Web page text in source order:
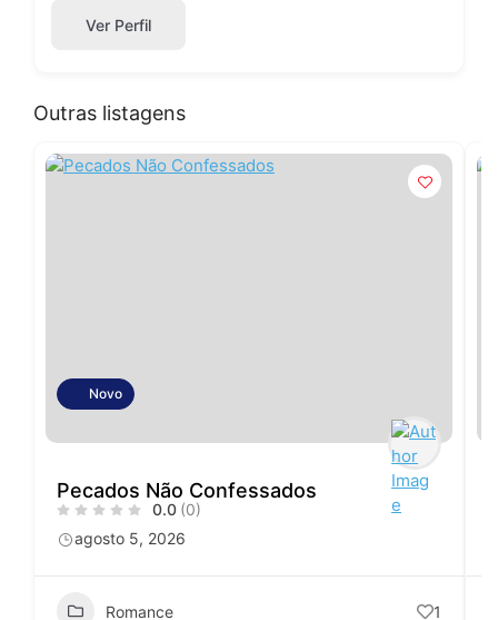
Ver Perfil
Outras listagens
Novo
Pecados Não Confessados
0.0 (0)
agosto 5, 2026
Romance 1